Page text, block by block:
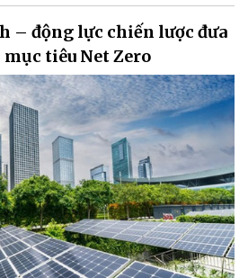
– động lực chiến lược đưa
tiêu Net Zero